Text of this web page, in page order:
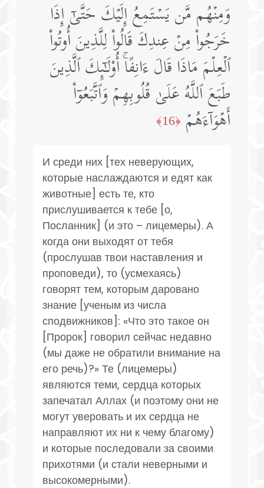
وَمِنۡهُم مَّن یَسۡتَمِعُ إِلَیۡكَ حَتَّىٰۤ إِذَا
خَرَجُوا۟ مِنۡ عِندِكَ قَالُوا۟ لِلَّذِینَ أُوتُوا۟
ٱلۡعِلۡمَ مَاذَا قَالَ ءَانِفًاۚ أُو۟لَـٰۤىِٕكَ ٱلَّذِینَ
طَبَعَ ٱللَّهُ عَلَىٰ قُلُوبِهِمۡ وَٱتَّبَعُوۤا۟
أَهۡوَاۤءَهُمۡ ﴿16﴾
И среди них [тех неверующих,
которые наслаждаются и едят как
животные] есть те, кто
прислушивается к тебе [о,
Посланник] (и это – лицемеры). А
когда они выходят от тебя
(прослушав твои наставления и
проповеди), то (усмехаясь)
говорят тем, которым даровано
знание [ученым из числа
сподвижников]: «Что это такое он
[Пророк] говорил сейчас недавно
(мы даже не обратили внимание на
его речь)?» Те (лицемеры)
являются теми, сердца которых
запечатал Аллах (и поэтому они не
могут уверовать и их сердца не
направляют их ни к чему благому)
и которые последовали за своими
прихотями (и стали неверными и
высокомерными).